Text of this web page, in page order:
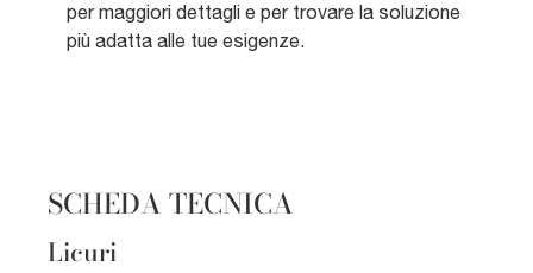
per maggiori dettagli e per trovare la soluzione
più adatta alle tue esigenze.
SCHEDA TECNICA
Licuri